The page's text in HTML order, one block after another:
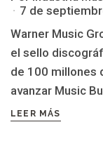
7 de
Warner Music
el sello
de 100 millones
avanzar Music
LEER MÁS